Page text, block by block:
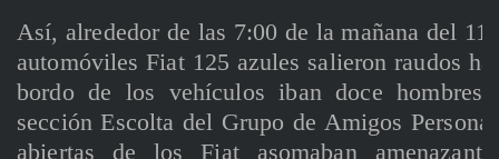
Así, alrededor de las 7:00 de la mañana del 11
automóviles Fiat 125 azules salieron raudos
bordo de los vehículos iban doce hombres
sección Escolta del Grupo de Amigos
abiertas de los Fiat asomaban